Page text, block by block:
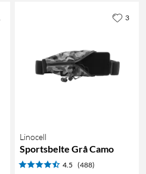
Linocell
Sportsbelte Grå Camo
4.5 (488)
3